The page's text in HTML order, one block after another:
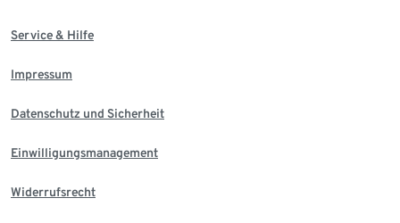
Service & Hilfe
Impressum
Datenschutz und Sicherheit
Einwilligungsmanagement
Widerrufsrecht